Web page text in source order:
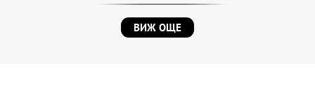
ВИЖ ОЩЕ